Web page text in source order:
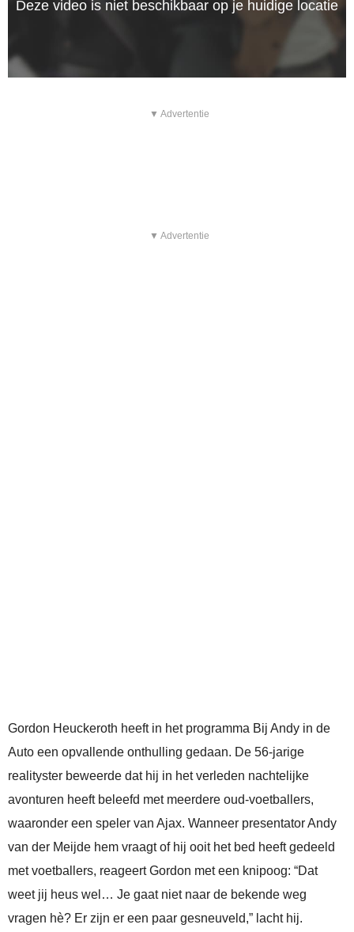
▼ Advertentie
▼ Advertentie
Gordon Heuckeroth heeft in het programma Bij Andy in de
Auto een opvallende onthulling gedaan. De 56-jarige
realityster beweerde dat hij in het verleden nachtelijke
avonturen heeft beleefd met meerdere oud-voetballers,
waaronder een speler van Ajax. Wanneer presentator Andy
van der Meijde hem vraagt of hij ooit het bed heeft gedeeld
met voetballers, reageert Gordon met een knipoog: “Dat
weet jij heus wel… Je gaat niet naar de bekende weg
vragen hè? Er zijn er een paar gesneuveld,” lacht hij.